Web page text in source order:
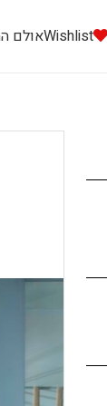
Wishlistאולם